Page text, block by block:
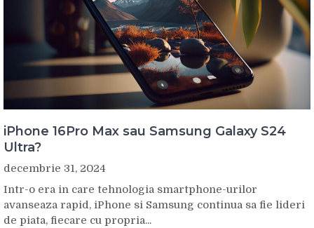
iPhone 16Pro Max sau Samsung Galaxy S24
Ultra?
decembrie 31, 2024
Intr-o era in care tehnologia smartphone-urilor
avanseaza rapid, iPhone si Samsung continua sa fie lideri
de piata, fiecare cu propria...